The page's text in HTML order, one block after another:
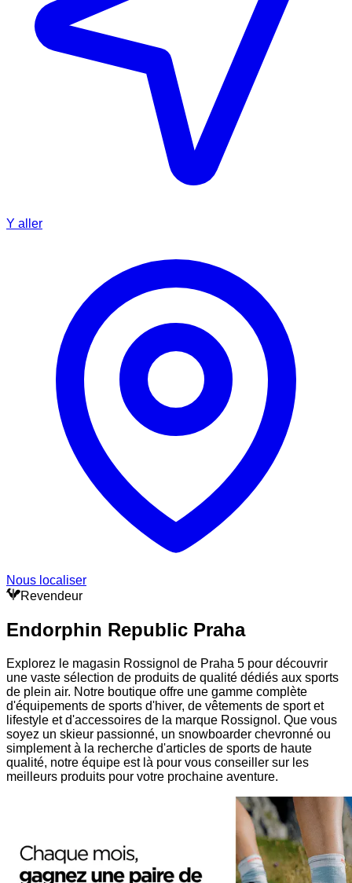
Y aller
Nous localiser
Revendeur
Endorphin Republic Praha
Explorez le magasin Rossignol de Praha 5 pour découvrir
une vaste sélection de produits de qualité dédiés aux sports
de plein air. Notre boutique offre une gamme complète
d'équipements de sports d'hiver, de vêtements de sport et
lifestyle et d'accessoires de la marque Rossignol. Que vous
soyez un skieur passionné, un snowboarder chevronné ou
simplement à la recherche d'articles de sports de haute
qualité, notre équipe est là pour vous conseiller sur les
meilleurs produits pour votre prochaine aventure.